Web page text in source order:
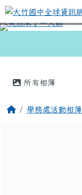
跳至主內容區
大竹國中全
所有相簿
回首頁學務處活動相簿